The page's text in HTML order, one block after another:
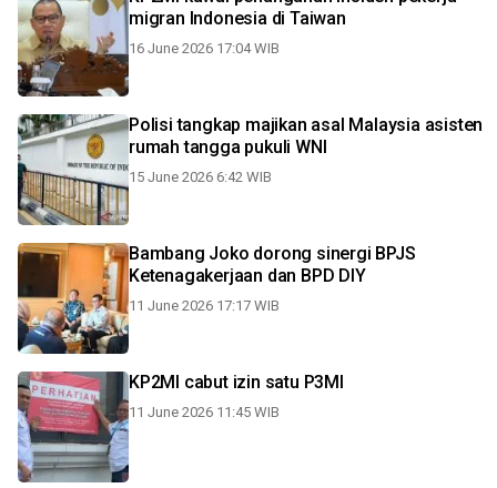
migran Indonesia di Taiwan
16 June 2026 17:04 WIB
Polisi tangkap majikan asal Malaysia asisten
rumah tangga pukuli WNI
15 June 2026 6:42 WIB
Bambang Joko dorong sinergi BPJS
Ketenagakerjaan dan BPD DIY
11 June 2026 17:17 WIB
KP2MI cabut izin satu P3MI
11 June 2026 11:45 WIB